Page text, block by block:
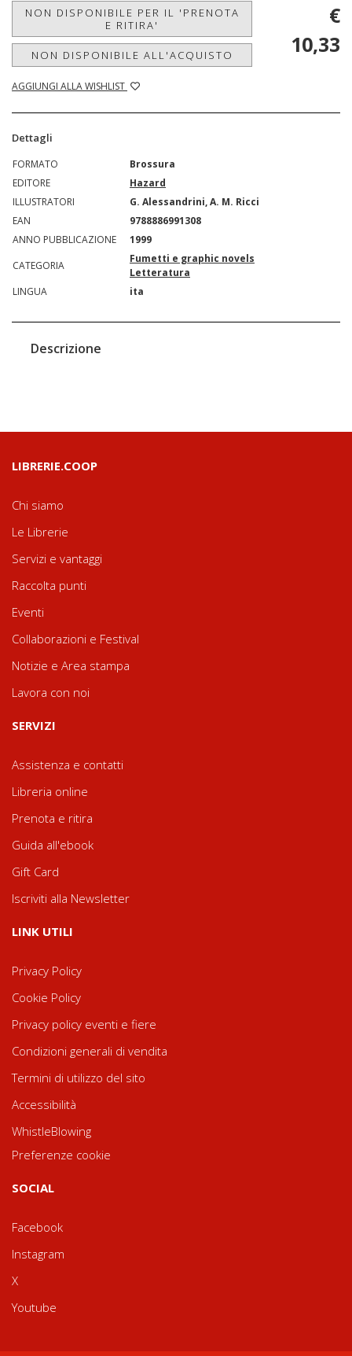
NON DISPONIBILE PER IL 'PRENOTA
E RITIRA'
NON DISPONIBILE ALL'ACQUISTO
AGGIUNGI ALLA WISHLIST
€
10,33
Dettagli
FORMATO
Brossura
EDITORE
Hazard
ILLUSTRATORI
G. Alessandrini, A. M. Ricci
EAN
9788886991308
ANNO PUBBLICAZIONE
1999
CATEGORIA
Fumetti e graphic novels
Letteratura
LINGUA
ita
Descrizione
LIBRERIE.COOP
Chi siamo
Le Librerie
Servizi e vantaggi
Raccolta punti
Eventi
Collaborazioni e Festival
Notizie e Area stampa
Lavora con noi
SERVIZI
Assistenza e contatti
Libreria online
Prenota e ritira
Guida all'ebook
Gift Card
Iscriviti alla Newsletter
LINK UTILI
Privacy Policy
Cookie Policy
Privacy policy eventi e fiere
Condizioni generali di vendita
Termini di utilizzo del sito
Accessibilità
WhistleBlowing
Preferenze cookie
SOCIAL
Facebook
Instagram
X
Youtube